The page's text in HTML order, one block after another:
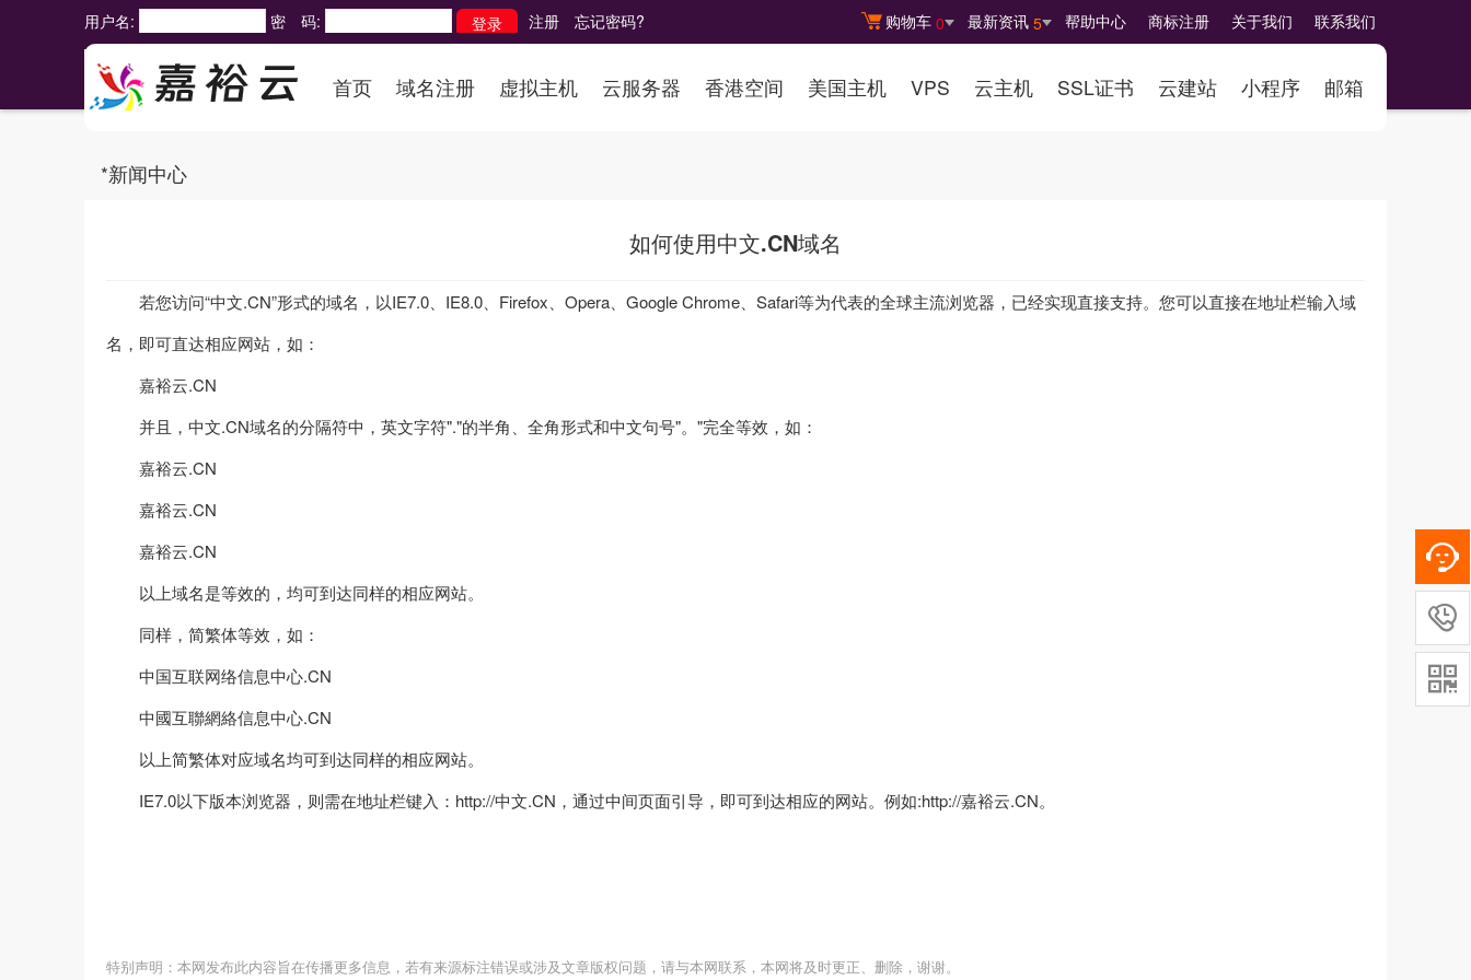
购物车 0 最新资讯 5 帮助中心 商标注册 关于我们 联系我们
用户名: 密 码: 注册 忘记密码?
首页 域名注册 虚拟主机 云服务器 香港空间 美国主机 VPS 云主机 SSL证书 云建站 小程序 邮箱
*新闻中心
如何使用中文.CN域名
若您访问“中文.CN”形式的域名，以IE7.0、IE8.0、Firefox、Opera、Google Chrome、Safari等为代表的全球主流浏览器，已经实现直接支持。您可以直接在地址栏输入域
名，即可直达相应网站，如：
嘉裕云.CN
并且，中文.CN域名的分隔符中，英文字符"."的半角、全角形式和中文句号"。"完全等效，如：
嘉裕云.CN
嘉裕云.CN
嘉裕云.CN
以上域名是等效的，均可到达同样的相应网站。
同样，简繁体等效，如：
中国互联网络信息中心.CN
中國互聯網絡信息中心.CN
以上简繁体对应域名均可到达同样的相应网站。
IE7.0以下版本浏览器，则需在地址栏键入：http://中文.CN，通过中间页面引导，即可到达相应的网站。例如:http://嘉裕云.CN。
特别声明：本网发布此内容旨在传播更多信息，若有来源标注错误或涉及文章版权问题，请与本网联系，本网将及时更正、删除，谢谢。

